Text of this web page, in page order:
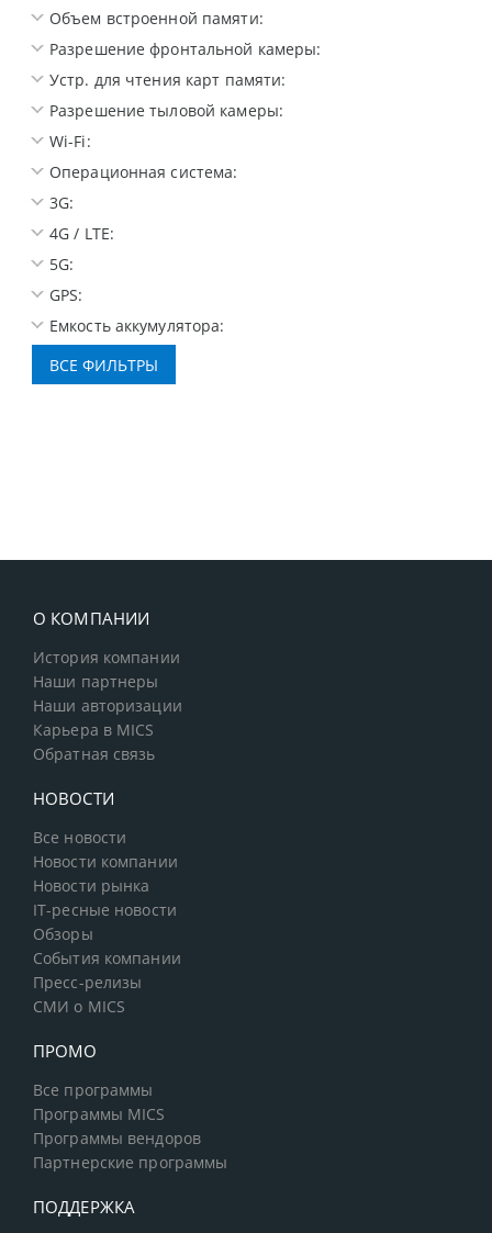
Объем встроенной памяти:
Разрешение фронтальной камеры:
Устр. для чтения карт памяти:
Разрешение тыловой камеры:
Wi-Fi:
Операционная система:
3G:
4G / LTE:
5G:
GPS:
Емкость аккумулятора:
О КОМПАНИИ
История компании
Наши партнеры
Наши авторизации
Карьера в MICS
Обратная связь
НОВОСТИ
Все новости
Новости компании
Новости рынка
IT-ресные новости
Обзоры
События компании
Пресс-релизы
СМИ о MICS
ПРОМО
Все программы
Программы MICS
Программы вендоров
Партнерские программы
ПОДДЕРЖКА